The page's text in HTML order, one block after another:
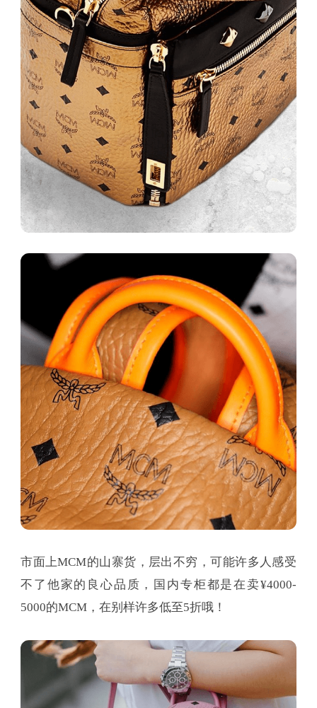
市面上MCM的山寨货，层出不穷，可能许多人感受
不了他家的良心品质，国内专柜都是在卖¥4000-
5000的MCM，在别样许多低至5折哦！